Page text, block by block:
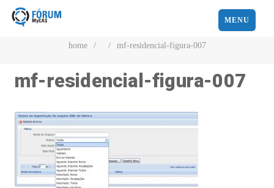
MENU
home / / mf-residencial-figura-007
mf-residencial-figura-007